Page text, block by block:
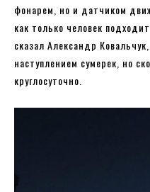
фонарем, но и датчиком
как только человек
сказал Александр
наступлением сумерек, но
круглосуточно.